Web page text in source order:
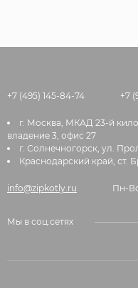
+7 (495) 145-84-74 +7
г. Москва, МКАД 23-й
владение 3, офис 27
г. Солнечногорск, ул.
Краснодарский край, ст.
info@zipkotly.ru Пн-
Мы в соц.сетях